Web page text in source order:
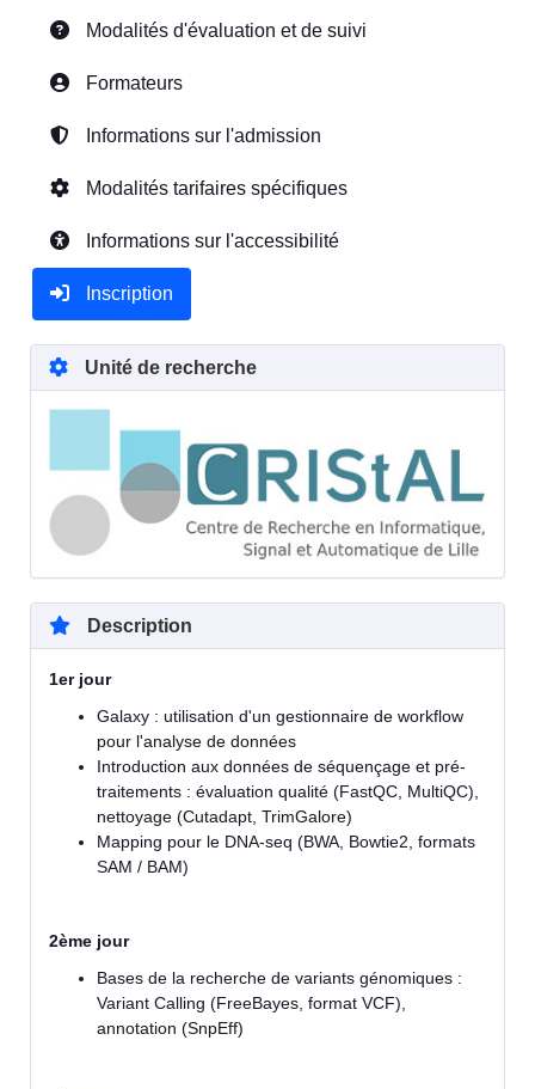
Modalités d'évaluation et de suivi
Formateurs
Informations sur l'admission
Modalités tarifaires spécifiques
Informations sur l'accessibilité
Inscription
Unité de recherche
Description
1er jour
Galaxy : utilisation d'un gestionnaire de workflow
pour l'analyse de données
Introduction aux données de séquençage et pré-
traitements : évaluation qualité (FastQC, MultiQC),
nettoyage (Cutadapt, TrimGalore)
Mapping pour le DNA-seq (BWA, Bowtie2, formats
SAM / BAM)
2ème jour
Bases de la recherche de variants génomiques :
Variant Calling (FreeBayes, format VCF),
annotation (SnpEff)